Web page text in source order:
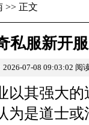
>> 正文
私服新开
2026-07-08 09:03:02 阅
以其强大
为是道士